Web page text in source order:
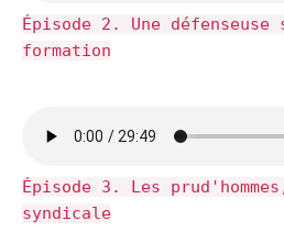
Épisode 2. Une défenseuse
formation
Épisode 3. Les
syndicale